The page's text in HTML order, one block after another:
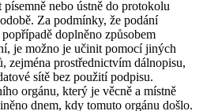
nebo ústně do protokolu
Za podmínky, že podání
doplněno způsobem
je možno je učinit pomocí jiných
zejména prostřednictvím dálnopisu,
sítě bez použití podpisu.
orgánu, který je věcně a místně
dnem, kdy tomuto orgánu došlo.